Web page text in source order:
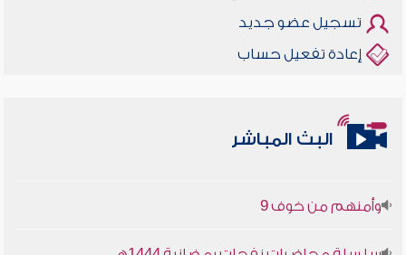
تسجيل عضو جديد
إعادة تفعيل حساب
البث المباشر
أخلاقنا أصالة ومعاصرة